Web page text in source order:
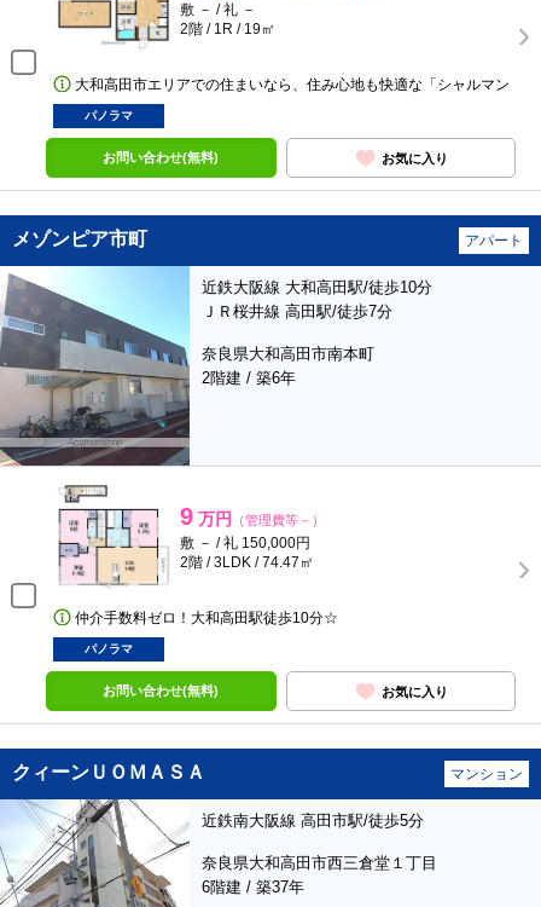
敷 － / 礼 －
2階 / 1R / 19㎡
大和高田市エリアでの住まいなら、住み心地も快適な「シャルマン
パノラマ
お問い合わせ(無料) お気に入り
メゾンピア市町 アパート
近鉄大阪線 大和高田駅/徒歩10分
ＪＲ桜井線 高田駅/徒歩7分
奈良県大和高田市南本町
2階建 / 築6年
9 万円 （管理費等－）
敷 － / 礼 150,000円
2階 / 3LDK / 74.47㎡
仲介手数料ゼロ！大和高田駅徒歩10分☆
パノラマ
お問い合わせ(無料) お気に入り
クィーンＵＯＭＡＳＡ マンション
近鉄南大阪線 高田市駅/徒歩5分
奈良県大和高田市西三倉堂１丁目
6階建 / 築37年